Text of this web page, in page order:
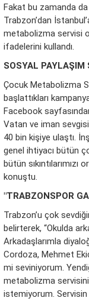
Fakat bu zamanda da
Trabzon’dan
metabolizma servisi
ifadelerini kullandı.
SOSYAL
Çocuk Metabolizma
başlattıkları
Facebook
Vatan ve iman
40 bin kişiye ulaştı.
genel ihtiyacı bütün
bütün
konuştu.
"TRABZONSPOR
Trabzon’u çok
belirterek, “Okulda
Arkadaşlarımla
Cordoza, Mehmet
mi seviniyorum.
metabolizma
istemiyorum. Servisin